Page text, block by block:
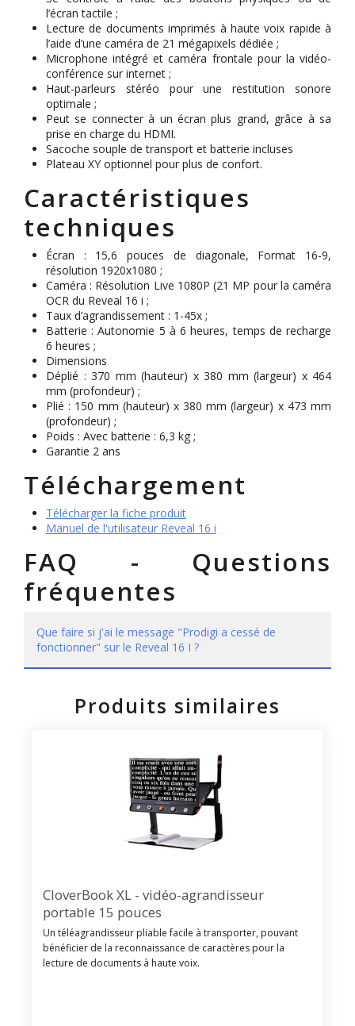
l’écran tactile ;
Lecture de documents imprimés à haute voix rapide à
l’aide d’une caméra de 21 mégapixels dédiée ;
Microphone intégré et caméra frontale pour la vidéo-
conférence sur internet ;
Haut-parleurs stéréo pour une restitution sonore
optimale ;
Peut se connecter à un écran plus grand, grâce à sa
prise en charge du HDMI.
Sacoche souple de transport et batterie incluses
Plateau XY optionnel pour plus de confort.
Caractéristiques
techniques
Écran : 15,6 pouces de diagonale, Format 16-9,
résolution 1920x1080 ;
Caméra : Résolution Live 1080P (21 MP pour la caméra
OCR du Reveal 16 i ;
Taux d’agrandissement : 1-45x ;
Batterie : Autonomie 5 à 6 heures, temps de recharge
6 heures ;
Dimensions
Déplié : 370 mm (hauteur) x 380 mm (largeur) x 464
mm (profondeur) ;
Plié : 150 mm (hauteur) x 380 mm (largeur) x 473 mm
(profondeur) ;
Poids : Avec batterie : 6,3 kg ;
Garantie 2 ans
Téléchargement
Télécharger la fiche produit
Manuel de l'utilisateur Reveal 16 i
FAQ - Questions
fréquentes
Que faire si j'ai le message "Prodigi a cessé de
fonctionner" sur le Reveal 16 I ?
Produits similaires
CloverBook XL - vidéo-agrandisseur
portable 15 pouces
Un téléagrandisseur pliable facile à transporter, pouvant
bénéficier de la reconnaissance de caractères pour la
lecture de documents à haute voix.